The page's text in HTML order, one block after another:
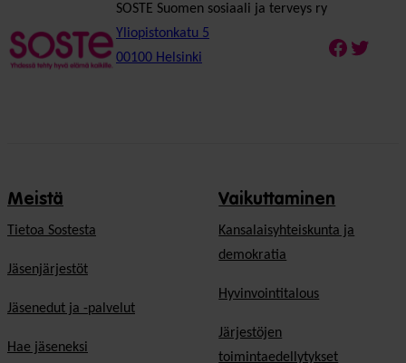
SOSTE Suomen sosiaali ja terveys ry
Yliopistonkatu 5
00100 Helsinki
Meistä
Tietoa Sostesta
Jäsenjärjestöt
Jäsenedut ja -palvelut
Hae jäseneksi
Vaikuttaminen
Kansalaisyhteiskunta ja
demokratia
Hyvinvointitalous
Järjestöjen
toimintaedellytykset